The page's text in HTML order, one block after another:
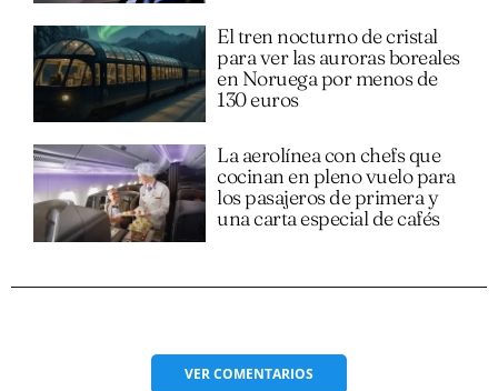
El tren nocturno de cristal
para ver las auroras boreales
en Noruega por menos de
130 euros
La aerolínea con chefs que
cocinan en pleno vuelo para
los pasajeros de primera y
una carta especial de cafés
VERCOMENTARIOS